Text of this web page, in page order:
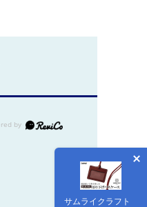
サムライクラフト